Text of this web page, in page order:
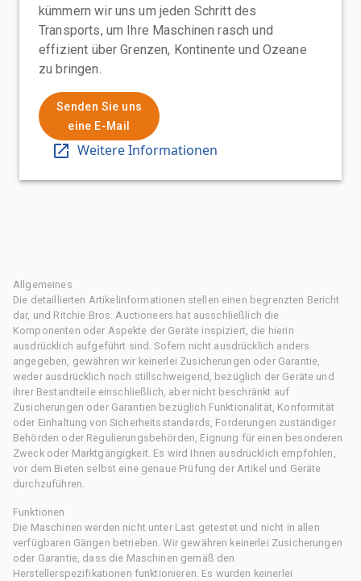
kümmern wir uns um jeden Schritt des
Transports, um Ihre Maschinen rasch und
effizient über Grenzen, Kontinente und Ozeane
zu bringen.
Senden Sie uns
eine E-Mail
Weitere Informationen
Allgemeines
Die detaillierten Artikelinformationen stellen einen begrenzten Bericht
dar, und Ritchie Bros. Auctioneers hat ausschließlich die
Komponenten oder Aspekte der Geräte inspiziert, die hierin
ausdrücklich aufgeführt sind. Sofern nicht ausdrücklich anders
angegeben, gewähren wir keinerlei Zusicherungen oder Garantie,
weder ausdrücklich noch stillschweigend, bezüglich der Geräte und
ihrer Bestandteile einschließlich, aber nicht beschränkt auf
Zusicherungen oder Garantien bezüglich Funktionalität, Konformität
oder Einhaltung von Sicherheitsstandards, Forderungen zuständiger
Behörden oder Regulierungsbehörden, Eignung für einen besonderen
Zweck oder Marktgängigkeit. Es wird Ihnen ausdrücklich empfohlen,
vor dem Bieten selbst eine genaue Prüfung der Artikel und Geräte
durchzuführen.
Funktionen
Die Maschinen werden nicht unter Last getestet und nicht in allen
verfügbaren Gängen betrieben. Wir gewähren keinerlei Zusicherungen
oder Garantie, dass die Maschinen gemäß den
Herstellerspezifikationen funktionieren. Es wurden keinerlei